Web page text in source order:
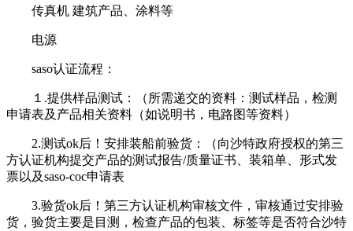
传真机 建筑产品、涂料等
电源
saso认证流程：
１.提供样品测试：（所需递交的资料：测试样品，检测
申请表及产品相关资料（如说明书，电路图等资料）
2.测试ok后！安排装船前验货：（向沙特政府授权的第三
方认证机构提交产品的测试报告/质量证书、装箱单、形式发
票以及saso-coc申请表
3.验货ok后！第三方认证机构审核文件，审核通过安排验
货，验货主要是目测，检查产品的包装、标签等是否符合沙特